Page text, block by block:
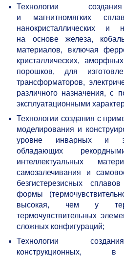
Технологии
и магнитномягких
нанокристаллических и
на основе железа,
материалов, включая
кристаллических,
порошков, для
трансформаторов,
различного назначения,
эксплуатационными
Технологии создания с
моделирования и
уровне инварных и
обладающих
интеллектуальных
самозалечивания и
безгистерезисных
формы
высокая, чем у
термочувствительных
сложных конфигураций;
Технологии